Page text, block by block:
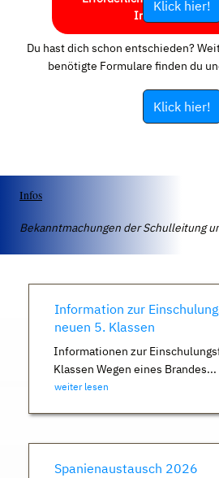
Inhalte
Klick hier!
Du hast dich schon entschieden?
benötigte Formulare finden du
Klick hier!
Infos
Bekanntmachungen der Schulleitung
Information zur
neuen 5. Klassen
Informationen zur
Klassen Wegen eines Brandes...
weiter lesen
Spanienaustausch 2026